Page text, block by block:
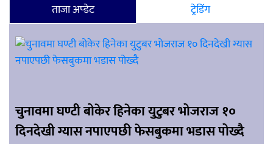
ताजा अप्डेट ट्रेडिंग
चुनावमा घण्टी बोकेर हिनेका युटुबर भोजराज १०
दिनदेखी ग्यास नपाएपछी फेसबुकमा भडास पोख्दै